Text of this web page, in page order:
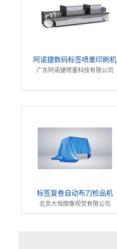
阿诺捷数码标签喷墨印刷机
广东阿诺捷喷墨科技有限公司
标签复卷自动布刀检品机
北京大恒图像视觉有限公司